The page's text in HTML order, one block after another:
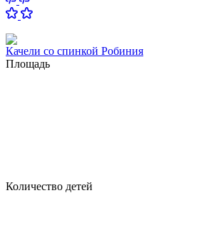
Качели со спинкой Робиния
Площадь
Количество детей